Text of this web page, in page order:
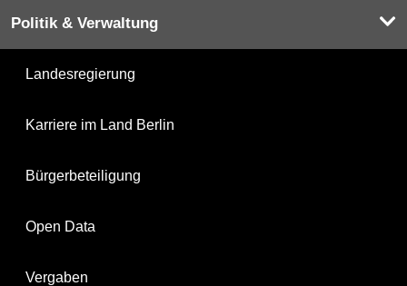
Politik & Verwaltung
Landesregierung
Karriere im Land Berlin
Bürgerbeteiligung
Open Data
Vergaben